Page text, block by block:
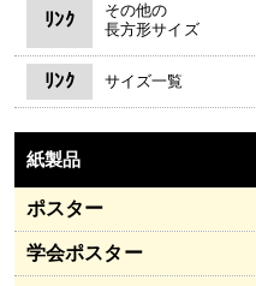
ﾘﾝｸ
その他の
長方形サイズ
ﾘﾝｸ サイズ一覧
紙製品
ポスター
学会ポスター